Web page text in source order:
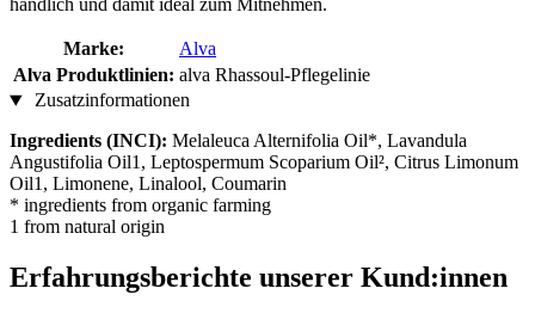
handlich und damit ideal zum Mitnehmen.
Marke:
Alva
Alva Produktlinien: alva Rhassoul-Pflegelinie
Zusatzinformationen
Ingredients (INCI): Melaleuca Alternifolia Oil*, Lavandula
Angustifolia Oil1, Leptospermum Scoparium Oil², Citrus Limonum
Oil1, Limonene, Linalool, Coumarin
* ingredients from organic farming
1 from natural origin
Erfahrungsberichte unserer Kund:innen